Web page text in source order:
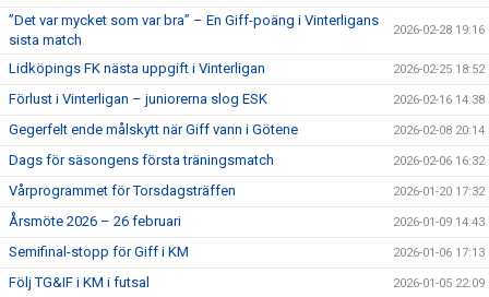
”Det var mycket som var bra” – En Giff-poäng i Vinterligans
sista match
2026-02-28 19:16
Lidköpings FK nästa uppgift i Vinterligan 2026-02-25 18:52
Förlust i Vinterligan – juniorerna slog ESK 2026-02-16 14:38
Gegerfelt ende målskytt när Giff vann i Götene 2026-02-08 20:14
Dags för säsongens första träningsmatch 2026-02-06 16:32
Vårprogrammet för Torsdagsträffen 2026-01-20 17:32
Årsmöte 2026 – 26 februari 2026-01-09 14:43
Semifinal-stopp för Giff i KM 2026-01-06 17:13
Följ TG&IF i KM i futsal 2026-01-05 22:09